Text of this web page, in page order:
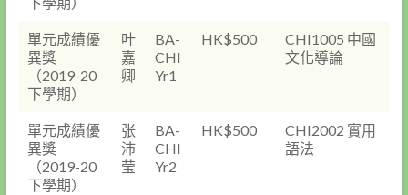
單元成績優
異獎
（2019-20
下學期）
叶
嘉
卿
BA-
CHI
Yr1
HK$500
CHI1005 中國
文化導論
單元成績優
異獎
（2019-20
下學期）
张
沛
莹
BA-
CHI
Yr2
HK$500
CHI2002 實用
語法